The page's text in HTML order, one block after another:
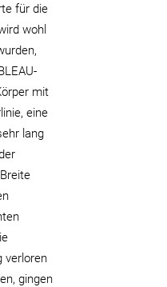
für die
wohl
mit
eine
lang
verloren
gingen